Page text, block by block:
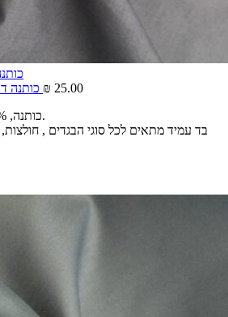
₪ 25.00
50% כותנה, 50% פוליאסטר.
בד עמיד מתאים לכל סוגי הבגדים ,